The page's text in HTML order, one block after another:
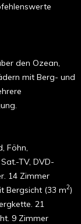
den Ozean,
mit Berg- und
Föhn,
TV, DVD­-
14 Zimmer
Bergsicht (33 m2)
21
9 Zimmer